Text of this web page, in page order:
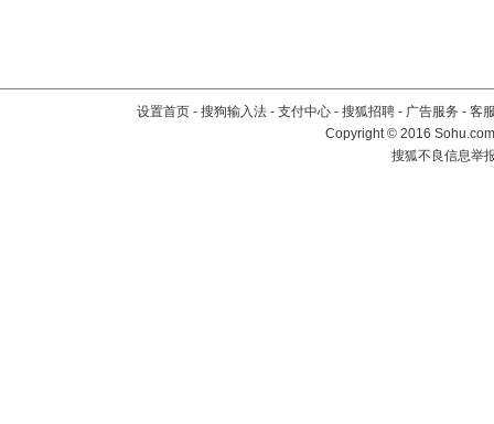
设置首页 - 搜狗输入法 - 支付中心 - 搜狐招聘 - 广告服务 - 客
Copyright©2016
搜狐不良信息举